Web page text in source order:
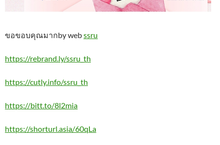
ขอขอบคุณมากby webssru
https://rebrand.ly/ssru_th
https://cutly.info/ssru_th
https://bitt.to/8l2mia
https://shorturl.asia/60qLa